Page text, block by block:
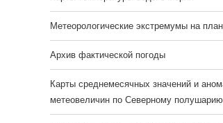
Метеорологические экстремумы на
Архив фактической погоды
Карты среднемесячных значений и
метеовеличин по Северному полушарию